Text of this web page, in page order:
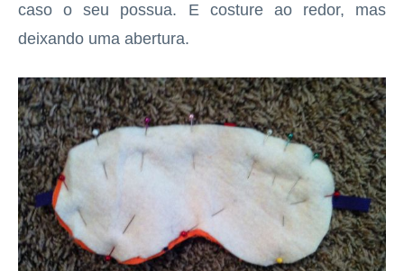
caso o seu possua. E costure ao redor, mas
deixando uma abertura.